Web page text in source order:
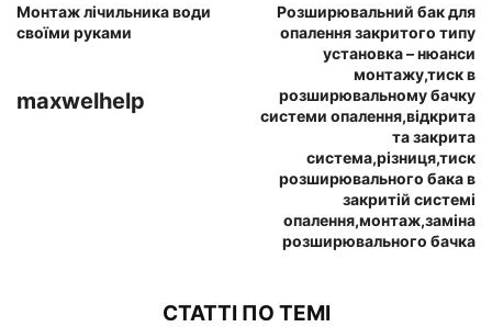
Монтаж лічильника води
своїми руками
Розширювальний бак для
опалення закритого типу
установка – нюанси
монтажу,тиск в
розширювальному бачку
системи опалення,відкрита
та закрита
система,різниця,тиск
розширювального бака в
закритій системі
опалення,монтаж,заміна
розширювального бачка
maxwelhelp
СТАТТІ ПО ТЕМІ